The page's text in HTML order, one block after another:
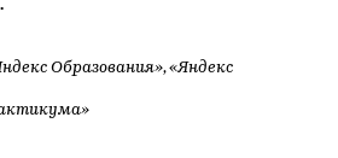
Образования», «Яндекс